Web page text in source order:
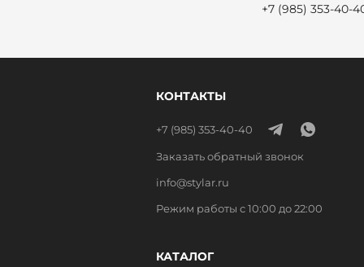
+7 (985) 353-40-
КОНТАКТЫ
+7 (985) 353-40-40
Заказать обратный звонок
info@stylar.ru
Режим работы с 10:00 до 22:00
КАТАЛОГ